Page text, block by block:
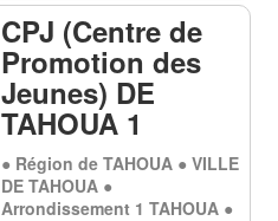
CPJ (Centre de
Promotion des
Jeunes) DE
TAHOUA 1
● Région de TAHOUA ● VILLE
DE TAHOUA ●
Arrondissement 1 TAHOUA ●